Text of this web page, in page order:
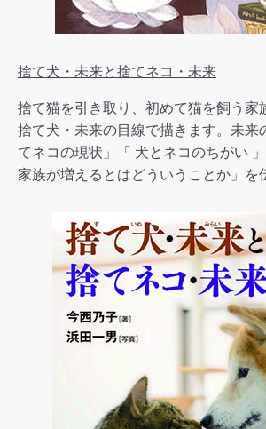
捨て犬・未来と捨てネコ・未来
捨て猫を引き取り、初めて猫を飼う家
捨て犬・未来の目線で描きます。未来
てネコの現状」「 犬とネコのちがい
家族が増えるとはどういうことか」を